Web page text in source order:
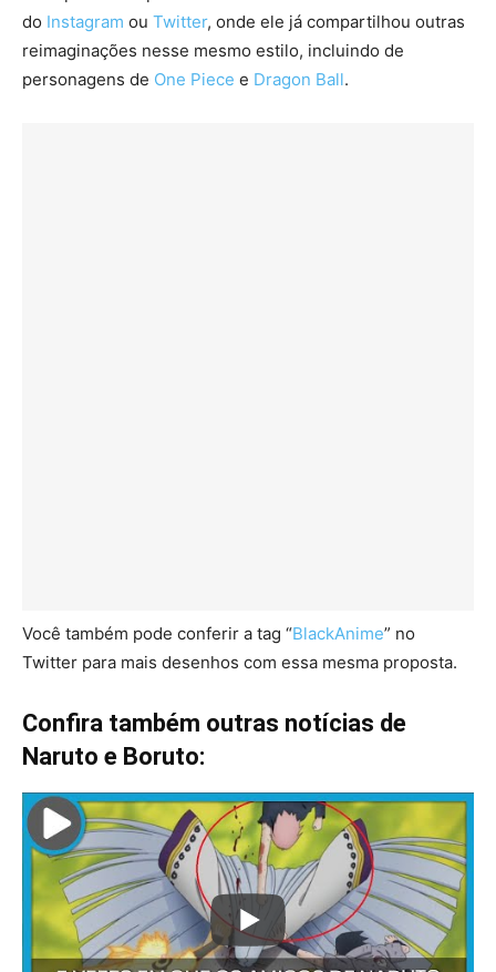
do Instagram ou Twitter, onde ele já compartilhou outras
reimaginações nesse mesmo estilo, incluindo de
personagens de One Piece e Dragon Ball.
Você também pode conferir a tag “BlackAnime” no
Twitter para mais desenhos com essa mesma proposta.
Confira também outras notícias de
Naruto e Boruto: